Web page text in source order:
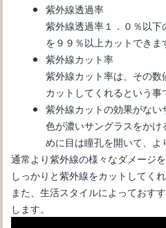
サングラスが似合わない原因は？
び
紫外線透過率
紫外線透過率１．０％以
を９９％以上カットできま
紫外線カット率
紫外線カット率は、その
カットしてくれるという事
紫外線カットの効果がな
色が濃いサングラスをか
めに目は瞳孔を開いて、よ
通常より紫外線の様々なダメージ
しっかりと紫外線をカットしてく
また、生活スタイルによっておす
します。